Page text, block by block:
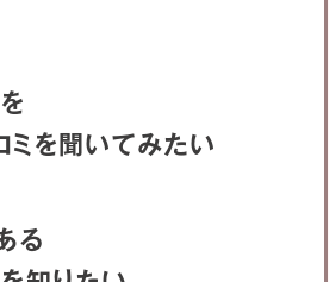
ミを聞いてみたい
る